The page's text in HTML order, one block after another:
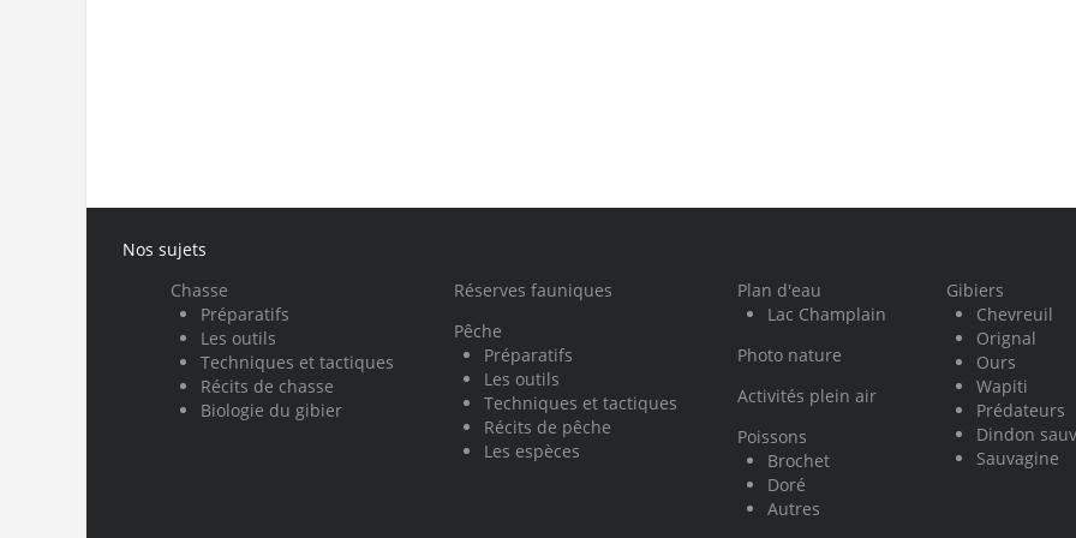
Nos sujets
Chasse
Préparatifs
Les outils
Techniques et tactiques
Récits de chasse
Biologie du gibier
Réserves fauniques
Pêche
Préparatifs
Les outils
Techniques et tactiques
Récits de pêche
Les espèces
Plan d'eau
Lac Champlain
Photo nature
Activités plein air
Poissons
Brochet
Doré
Autres
Gibiers
Chevreuil
Orignal
Ours
Wapiti
Prédateurs
Dindon
Sauvagine